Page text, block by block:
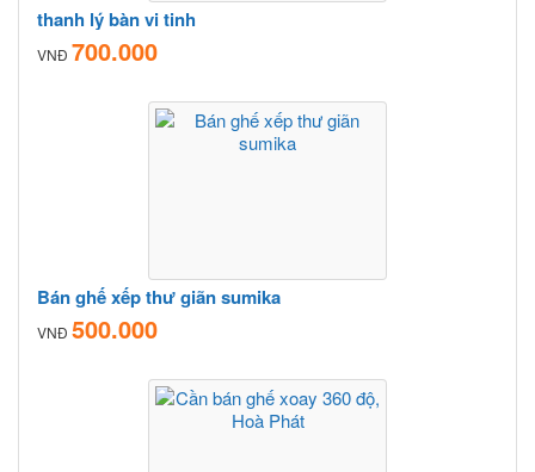
thanh lý bàn vi tinh
VNĐ 700.000
Bán ghế xếp thư giãn sumika
VNĐ 500.000